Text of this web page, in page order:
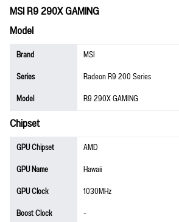
MSI R9 290X GAMING
Model
Brand
MSI
Series
Radeon R9 200 Series
Model
R9 290X GAMING
Chipset
GPU Chipset
AMD
GPU Name
Hawaii
GPU Clock
1030MHz
Boost Clock
-